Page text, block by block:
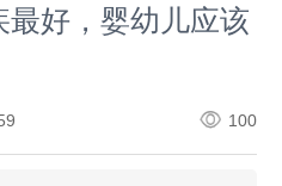
好，婴幼儿应该
100